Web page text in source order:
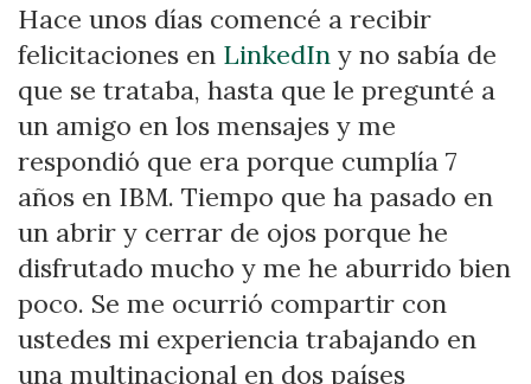
Hace unos días comencé a recibir
felicitaciones en LinkedIn y no sabía de
que se trataba, hasta que le pregunté a
un amigo en los mensajes y me
respondió que era porque cumplía 7
años en IBM. Tiempo que ha pasado en
un abrir y cerrar de ojos porque he
disfrutado mucho y me he aburrido bien
poco. Se me ocurrió compartir con
ustedes mi experiencia trabajando en
una multinacional en dos países